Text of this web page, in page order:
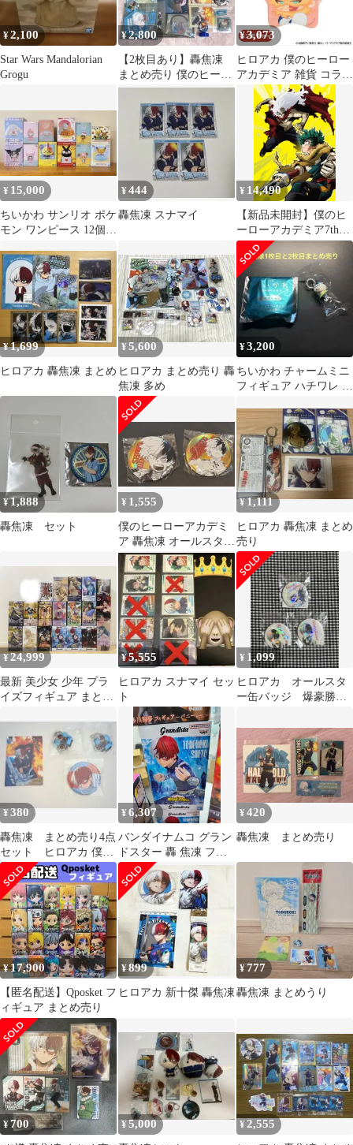
¥2,100
Star Wars Mandalorian
Grogu
¥2,800
【2枚目あり】轟焦凍
まとめ売り 僕のヒーロ
ーアカデミア
¥3,073
ヒロアカ 僕のヒーロー
アカデミア 雑貨 コラボ
星 缶バッジ 轟 炎司
¥ 15,000
ちいかわ サンリオ ポケ
モン ワンピース 12個セ
¥444
轟焦凍 スナマイ
¥ 14,490
【新品未開封】僕のヒ
ーローアカデミア7th
Blu-ray Vol.1初回生産限
定版 [Blu-ray] 山下大輝
(出演) 岡本信彦 (出演)
形式: Blu-ray
¥1,699
ヒロアカ 轟焦凍 まとめ
¥5,600
ヒロアカ まとめ売り 轟
焦凍 多め
¥3,200
ちいかわ チャームミニ
フィギュア ハチワレ ＋
¥1,888
轟焦凍 セット
¥ 1,555
僕のヒーローアカデミ
ア 轟焦凍 オールスター
缶バッジBIG！
¥1,111
ヒロアカ 轟焦凍 まとめ
売り
¥24,999
最新 美少女 少年 プラ
イズフィギュア まとめ
¥5,555
ヒロアカ スナマイ セッ
ト
¥ 1,099
ヒロアカ オールスタ
ー缶バッジ 爆豪勝
僕のヒーローアカデミ
ア
¥380
轟焦凍 まとめ売り4点
セット ヒロアカ 僕の
ヒーローアカデミア
¥6,307
バンダイナムコ グラン
ドスター 轟 焦凍 フィ
ギュア
¥420
轟焦凍 まとめ売り
¥17,900
【匿名配送】Qposket フ
ィギュア まとめ売り
¥899
ヒロアカ 新十傑 轟焦凍
¥777
轟焦凍 まとめうり
¥700 ¥5,000 ¥ 2,555